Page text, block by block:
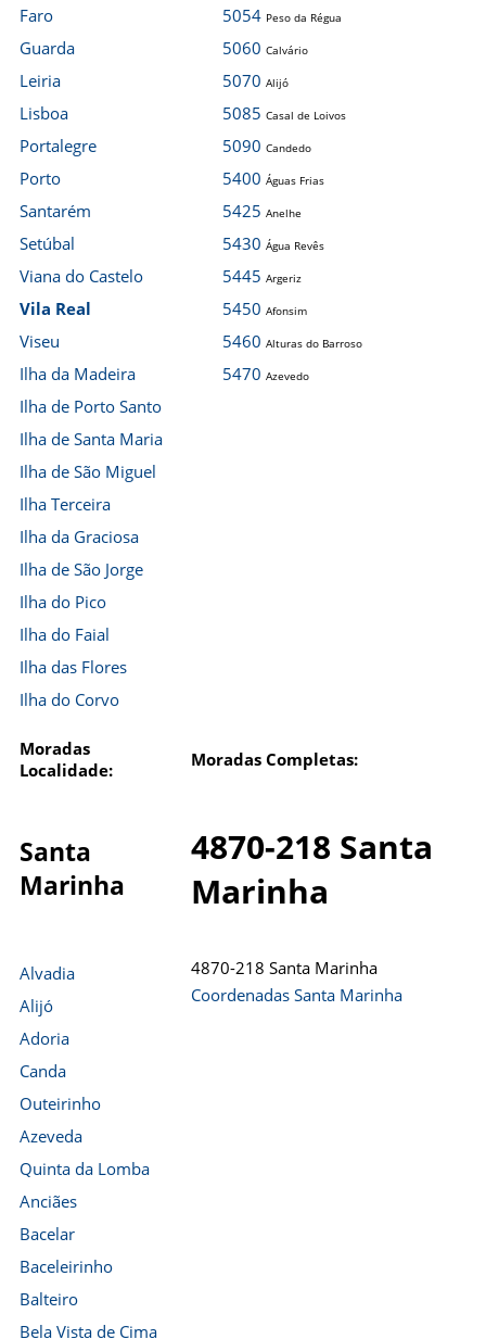
Faro
Guarda
Leiria
Lisboa
Portalegre
Porto
Santarém
Setúbal
Viana do Castelo
Vila Real
Viseu
Ilha da Madeira
Ilha de Porto Santo
Ilha de Santa Maria
Ilha de São Miguel
Ilha Terceira
Ilha da Graciosa
Ilha de São Jorge
Ilha do Pico
Ilha do Faial
Ilha das Flores
Ilha do Corvo
5054 Peso da Régua
5060 Calvário
5070 Alijó
5085 Casal de Loivos
5090 Candedo
5400 Águas Frias
5425 Anelhe
5430 Água Revês
5445 Argeriz
5450 Afonsim
5460 Alturas do Barroso
5470 Azevedo
Moradas
Localidade:
Moradas Completas:
Santa
Marinha
4870-218 Santa
Marinha
Alvadia
Alijó
Adoria
Canda
Outeirinho
Azeveda
Quinta da Lomba
Anciães
Bacelar
Baceleirinho
Balteiro
Bela Vista de Cima
4870-218 Santa Marinha
Coordenadas Santa Marinha